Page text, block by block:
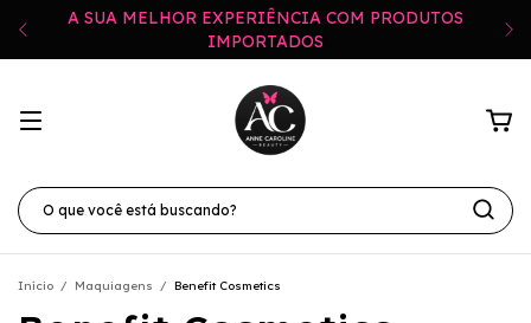
A SUA MELHOR EXPERIÊNCIA COM PRODUTOS
IMPORTADOS
Início / Maquiagens / Benefit Cosmetics